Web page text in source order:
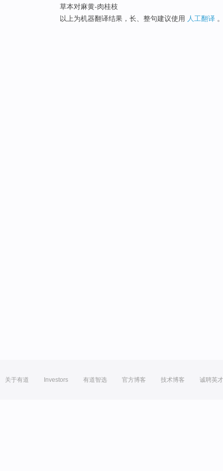
草本对麻黄-肉桂枝
以上为机器翻译结果，长、整句建议使用 人工翻译
关于有道 Investors 有道智选 官方博客 技术博客 诚聘英才